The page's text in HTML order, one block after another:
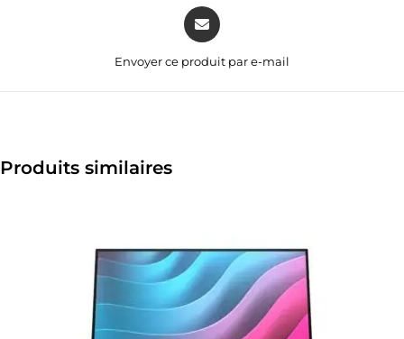
Envoyer ce produit par e-mail
Produits similaires